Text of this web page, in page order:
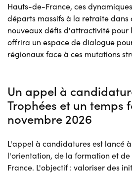
Hauts-de-France, ces
départs massifs à la retraite dans
nouveaux défis d'attractivité pour
offrira un espace de dialogue
régionaux face à ces mutations
Un appel à
Trophées et un temps
novembre 2026
L'appel à candidatures est lancé
l'orientation, de la formation et
France. L'objectif : valoriser des